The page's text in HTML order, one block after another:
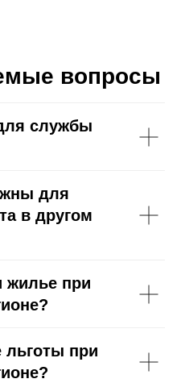
вопросы
службы
для
в другом
жилье при
льготы при